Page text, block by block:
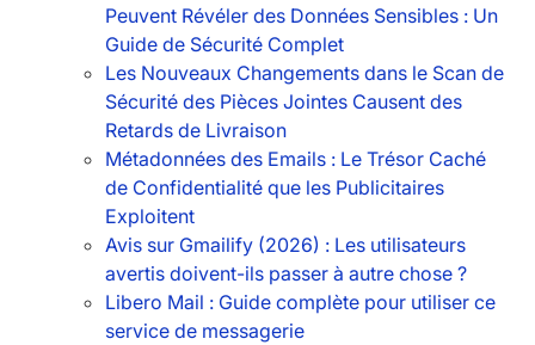
Peuvent Révéler des Données Sensibles : Un
Guide de Sécurité Complet
Les Nouveaux Changements dans le Scan de
Sécurité des Pièces Jointes Causent des
Retards de Livraison
Métadonnées des Emails : Le Trésor Caché
de Confidentialité que les Publicitaires
Exploitent
Avis sur Gmailify (2026) : Les utilisateurs
avertis doivent-ils passer à autre chose ?
Libero Mail : Guide complète pour utiliser ce
service de messagerie